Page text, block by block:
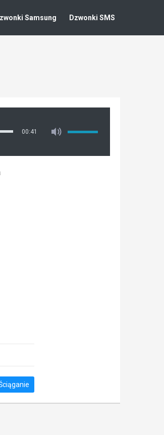
Samsung Dzwonki SMS
00:41